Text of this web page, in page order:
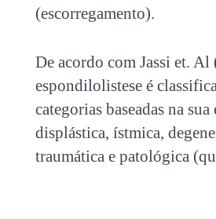
(escorregamento).
De acordo com Jassi et. Al
espondilolistese é
categorias baseadas na
displástica, ístmica,
traumática e patológica